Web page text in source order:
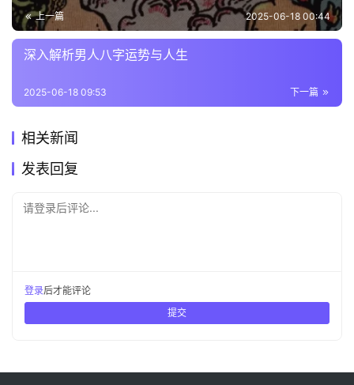
上一篇 2025-06-18 00:44
深入解析男人八字运势与人生
下一篇
2025-06-18 09:53
相关新闻
发表回复
请登录后评论...
登录后才能评论
提交